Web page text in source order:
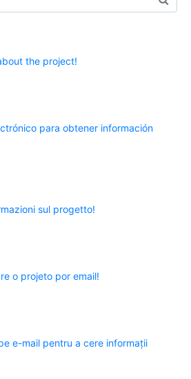
the project!
para obtener información
sul progetto!
o projeto por email!
e-mail pentru a cere informații